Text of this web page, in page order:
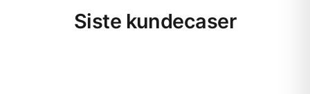
Siste kundecaser